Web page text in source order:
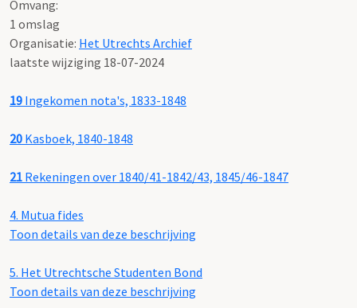
Omvang:
1 omslag
Organisatie: Het Utrechts Archief
laatste wijziging 18-07-2024
19 Ingekomen nota's, 1833-1848
20 Kasboek, 1840-1848
21 Rekeningen over 1840/41-1842/43, 1845/46-1847
4. Mutua fides
Toon details van deze beschrijving
5. Het Utrechtsche Studenten Bond
Toon details van deze beschrijving